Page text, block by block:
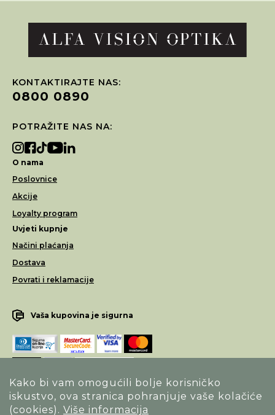
Kako bi vam omogućili bolje korisničko
iskustvo, ova stranica pohranjuje vaše kolačiće
(cookies). Više informacija
KONTAKTIRAJTE NAS:
0800 0890
POTRAŽITE NAS NA:
O nama
Poslovnice
Akcije
Loyalty program
Uvjeti kupnje
Načini plaćanja
Dostava
Povrati i reklamacije
Vaša kupovina je sigurna
Opći uvjeti poslovanja